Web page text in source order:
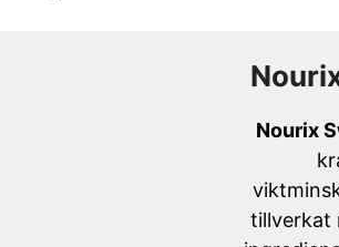
Nourix
tillverkat